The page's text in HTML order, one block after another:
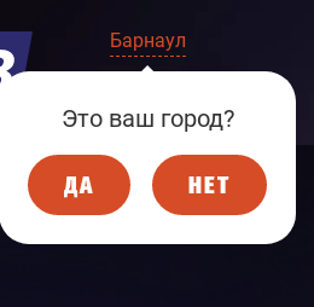
Барнаул
КОМПАНИЯ
МЕТАЛЛОПРОКАТ Лист
Это ваш город?
ДА НЕТ